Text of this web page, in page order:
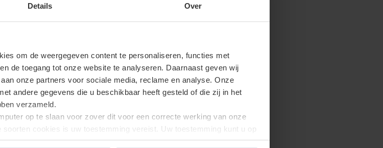
Details Over
om de weergegeven content te personaliseren, functies met
de toegang tot onze website te analyseren. Daarnaast geven wij
onze partners voor sociale media, reclame en analyse. Onze
andere gegevens die u beschikbaar heeft gesteld of die zij in het
verzameld.
op te slaan voor zover dit voor een correcte werking van onze
cookies is uw toestemming vereist. Uw toestemming kunt u op
privacyverklaringop onze website wijzigen of herroepen.